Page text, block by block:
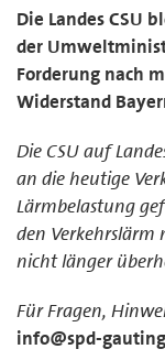
Die Landes CSU
der
Forderung nach
Widerstand
Die CSU auf
an die heutige
Lärmbelastung
den Verkehrslärm
nicht länger
Für Fragen,
info@spd-